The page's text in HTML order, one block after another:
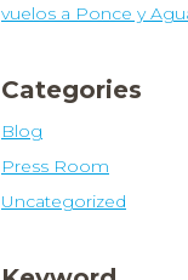
vuelos a Ponce y
Categories
Blog
Press Room
Uncategorized